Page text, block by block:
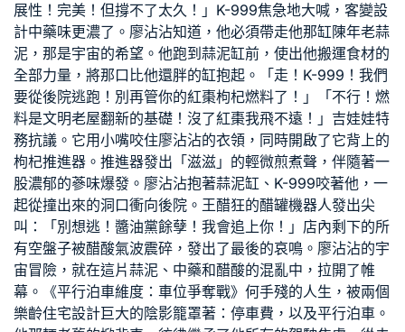
展性！完美！但撐不了太久！」K-999焦急地大喊， 客變設
計中藥味更濃了。廖沾沾知道，他必須帶走他那缸陳年老蒜
泥，那是宇宙的希望。他跑到蒜泥缸前，使出他搬運食材的
全部力量，將那口比他還胖的缸抱起。「走！K-999！我們
要從後院逃跑！別再管你的紅棗枸杞燃料了！」「不行！燃
料是文明老屋翻新的基礎！沒了紅棗我飛不遠！」吉娃娃特
務抗議。它用小嘴咬住廖沾沾的衣領，同時開啟了它背上的
枸杞推進器。推進器發出「滋滋」的輕微煎煮聲，伴隨著一
股濃郁的蔘味爆發。廖沾沾抱著蒜泥缸、K-999咬著他，一
起從撞出來的洞口衝向後院。王醋狂的醋罐機器人發出尖
叫：「別想逃！醬油黨餘孽！我會追上你！」店內剩下的所
有空盤子被醋酸氣波震碎，發出了最後的哀鳴。廖沾沾的宇
宙冒險，就在這片蒜泥、中藥和醋酸的混亂中，拉開了帷
幕。《平行泊車維度：車位爭奪戰》何手殘的人生，被兩個
樂齡住宅設計巨大的陰影籠罩著：停車費，以及平行泊車。